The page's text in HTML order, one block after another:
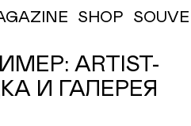
SHOP
ARTIST-
И ГАЛЕРЕЯ